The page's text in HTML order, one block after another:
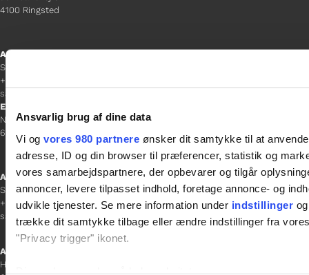
Ansvarlig brug af dine data
Vi og vores 980 partnere ønsker dit samtykke til at
adresse, ID og din browser til præferencer, statistik og
vores samarbejdspartnere, der opbevarer og tilgår
annoncer, levere tilpasset indhold, foretage annonce- og
udvikle tjenester. Se mere information under indstillinger
trække dit samtykke tilbage eller ændre indstillinger fra
"Privacy trigger" ikonet.
4100 Ringsted
Afdelingschef
Sacha Lohmann Weiss
+45 40 27 91 11
sacha.lw@gladfonden.dk
Esbjerg
Norgesgade 1, 2. sal
6700 Esbjerg
Afdelingschef
Sanne Hansen
+45 23 69 19 35
sanne.h@gladfonden.dk
Aabenraa
H P Hanssens Gade 23, 2.